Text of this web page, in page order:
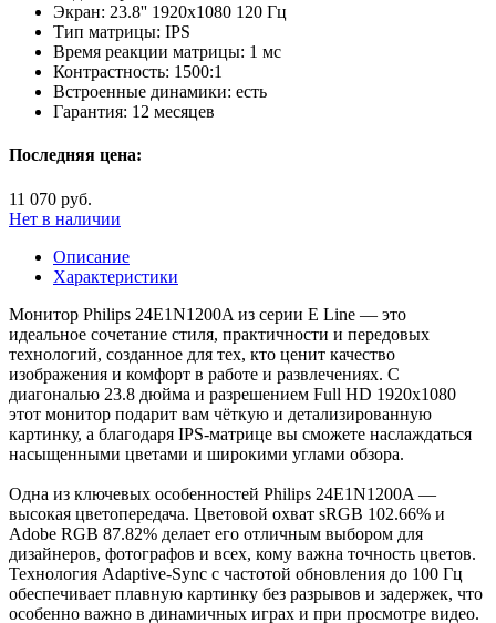
Экран: 23.8'' 1920х1080 120 Гц
Тип матрицы: IPS
Время реакции матрицы: 1 мс
Контрастность: 1500:1
Встроенные динамики: есть
Гарантия: 12 месяцев
Последняя цена:
11 070 руб.
Нет в наличии
Описание
Характеристики
Монитор Philips 24E1N1200A из серии E Line — это
идеальное сочетание стиля, практичности и передовых
технологий, созданное для тех, кто ценит качество
изображения и комфорт в работе и развлечениях. С
диагональю 23.8 дюйма и разрешением Full HD 1920x1080
этот монитор подарит вам чёткую и детализированную
картинку, а благодаря IPS-матрице вы сможете наслаждаться
насыщенными цветами и широкими углами обзора.
Одна из ключевых особенностей Philips 24E1N1200A —
высокая цветопередача. Цветовой охват sRGB 102.66% и
Adobe RGB 87.82% делает его отличным выбором для
дизайнеров, фотографов и всех, кому важна точность цветов.
Технология Adaptive-Sync с частотой обновления до 100 Гц
обеспечивает плавную картинку без разрывов и задержек, что
особенно важно в динамичных играх и при просмотре видео.